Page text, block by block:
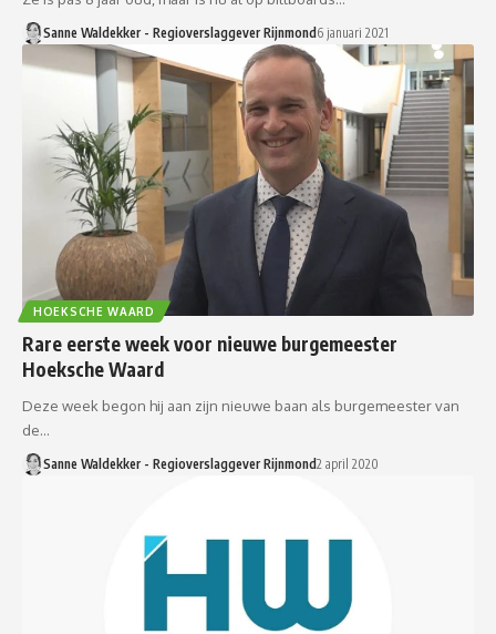
Sanne Waldekker - Regioverslaggever Rijnmond 6 januari 2021
HOEKSCHE WAARD
Rare eerste week voor nieuwe burgemeester
Hoeksche Waard
Deze week begon hij aan zijn nieuwe baan als burgemeester van
de…
Sanne Waldekker - Regioverslaggever Rijnmond2 april 2020